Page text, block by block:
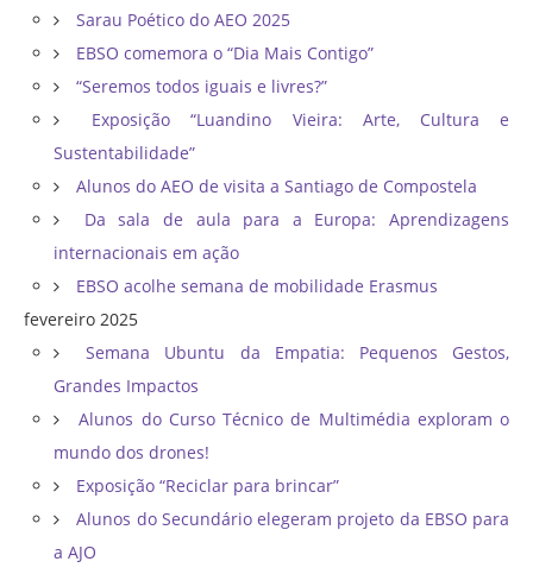
Sarau Poético do AEO 2025
EBSO comemora o “Dia Mais Contigo”
“Seremos todos iguais e livres?”
Exposição “Luandino Vieira: Arte, Cultura e
Sustentabilidade”
Alunos do AEO de visita a Santiago de Compostela
Da sala de aula para a Europa: Aprendizagens
internacionais em ação
EBSO acolhe semana de mobilidade Erasmus
fevereiro 2025
Semana Ubuntu da Empatia: Pequenos Gestos,
Grandes Impactos
Alunos do Curso Técnico de Multimédia exploram o
mundo dos drones!
Exposição “Reciclar para brincar”
Alunos do Secundário elegeram projeto da EBSO para
a AJO